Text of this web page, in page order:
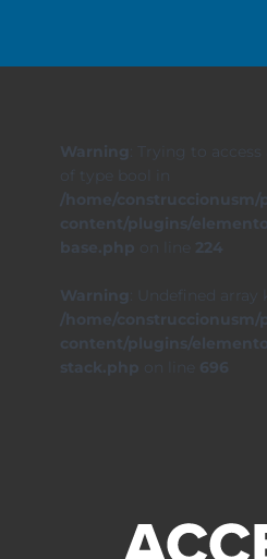
Warning: Trying to access
of type bool in
/home/construccionusm/
content/plugins/
base.php on line 224
Warning: Undefined array
/home/construccionusm/
content/plugins/
stack.php on line 696